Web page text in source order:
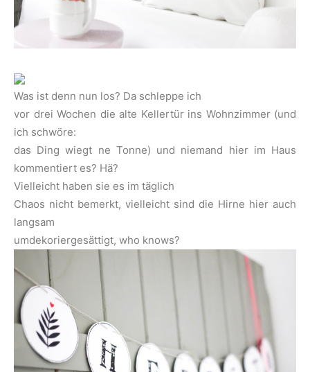
Was ist denn nun los? Da schleppe ich
vor drei Wochen die alte Kellertür ins Wohnzimmer (und
ich schwöre:
das Ding wiegt ne Tonne) und niemand hier im Haus
kommentiert es? Hä?
Vielleicht haben sie es im täglich
Chaos nicht bemerkt, vielleicht sind die Hirne hier auch
langsam
umdekoriergesättigt, who knows?